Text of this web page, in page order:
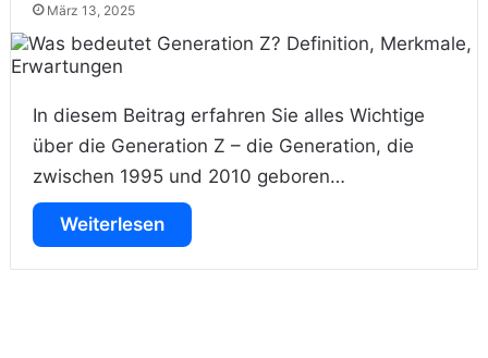
März 13, 2025
In diesem Beitrag erfahren Sie alles Wichtige
über die Generation Z – die Generation, die
zwischen 1995 und 2010 geboren…
Weiterlesen